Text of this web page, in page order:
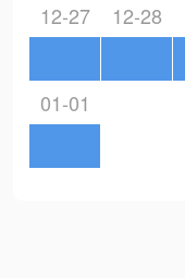
12-27 12-28
01-01